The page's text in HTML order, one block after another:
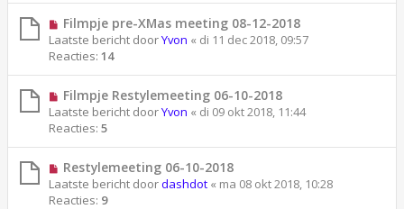
Filmpje pre-XMas meeting 08-12-2018
Laatste bericht doorYvon « di 11 dec 2018, 09:57
Reacties: 14
Filmpje Restylemeeting 06-10-2018
Laatste bericht doorYvon « di 09 okt 2018, 11:44
Reacties: 5
Restylemeeting 06-10-2018
Laatste bericht doordashdot « ma 08 okt 2018, 10:28
Reacties: 9